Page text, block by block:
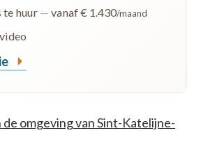
te huur — vanaf € 1.430/maand
video
omgeving van Sint-Katelijne-